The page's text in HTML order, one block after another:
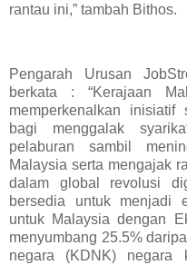
rantau ini,” tambah Bithos.​​
Pengarah Urusan
berkata : “Kerajaan
memperkenalkan
bagi menggalak
pelaburan sambil
Malaysia serta mengajak
dalam global revolusi
bersedia untuk menjadi
untuk Malaysia dengan
menyumbang 25.5%
negara (KDNK) negara